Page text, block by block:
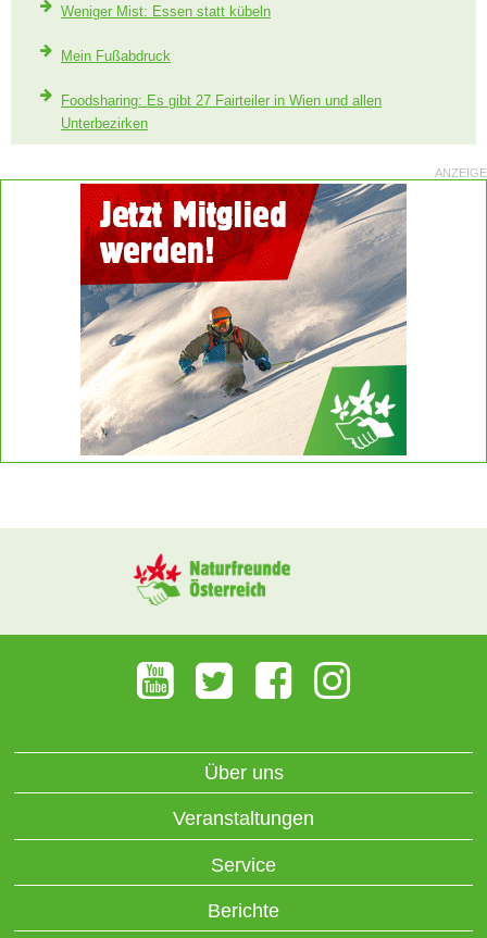
Weniger Mist: Essen statt kübeln
Mein Fußabdruck
Foodsharing: Es gibt 27 Fairteiler in Wien und allen
Unterbezirken
ANZEIGE
Über uns
Veranstaltungen
Service
Berichte